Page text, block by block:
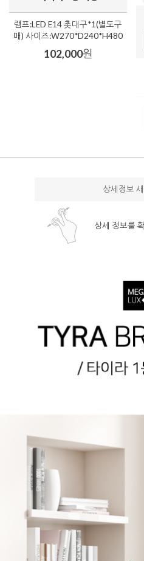
램프:LED E14 촛대구*1(별도구
매) 사이즈:W270*D240*H480
102,000원
상세정보 새
상세 정보를